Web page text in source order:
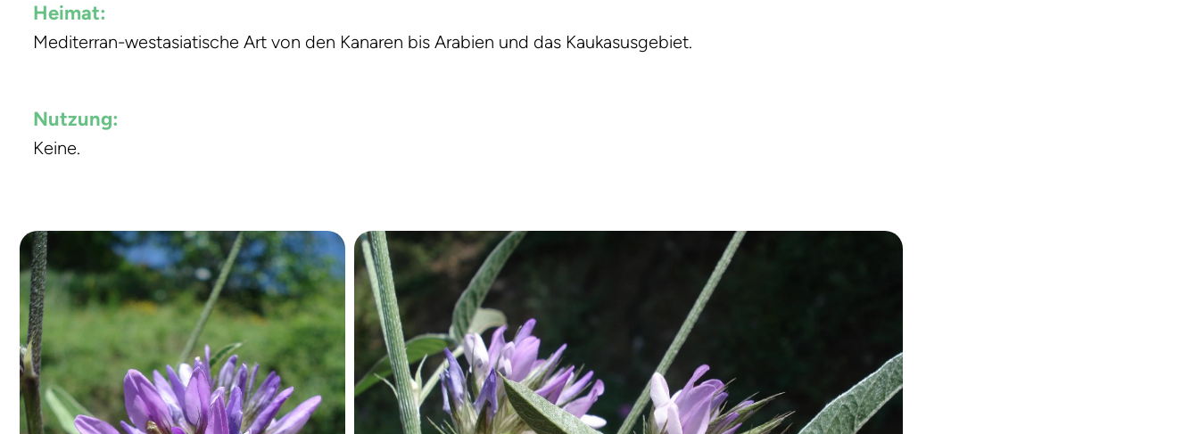
Heimat:
Mediterran-westasiatische Art von den Kanaren bis Arabien und das Kaukasusgebiet.
Nutzung:
Keine.